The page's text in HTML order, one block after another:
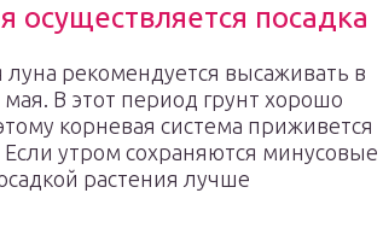
осуществляется посадка
луна рекомендуется высаживать в
В этот период грунт хорошо
корневая система приживется
утром сохраняются минусовые
растения лучше